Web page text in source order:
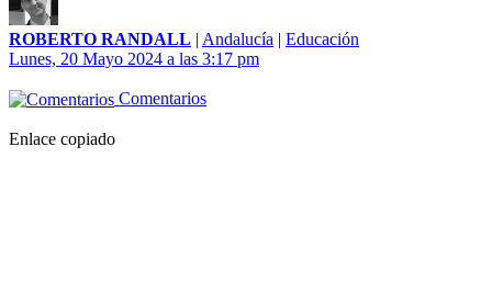
ROBERTO RANDALL | Andalucía | Educación
Lunes, 20 Mayo 2024 a las 3:17 pm
Comentarios
Enlace copiado